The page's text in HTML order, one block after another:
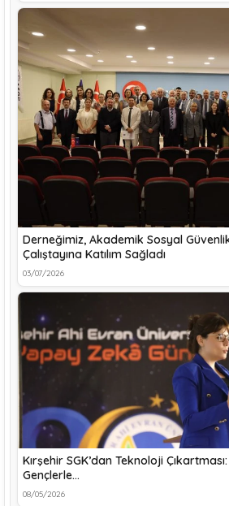
Derneğimiz, Akademik Sosyal
Çalıştayına Katılım Sağladı
03/07/2026
Kırşehir SGK’dan Teknoloji
Gençlerle…
08/05/2026